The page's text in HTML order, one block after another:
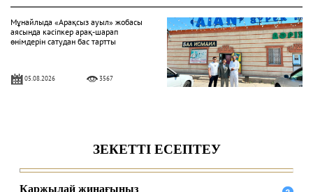
Мұнайлыда «Арақсыз ауыл» жобасы
аясында кәсіпкер арақ-шарап
өнімдерін сатудан бас тартты
05.08.2026 3567
04.08.2026 327